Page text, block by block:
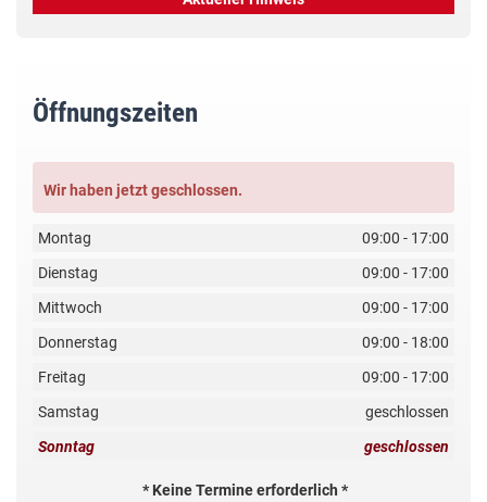
Öffnungszeiten
Wir haben jetzt geschlossen.
Montag
09:00 - 17:00
Dienstag
09:00 - 17:00
Mittwoch
09:00 - 17:00
Donnerstag
09:00 - 18:00
Freitag
09:00 - 17:00
Samstag
geschlossen
Sonntag
geschlossen
* Keine Termine erforderlich *